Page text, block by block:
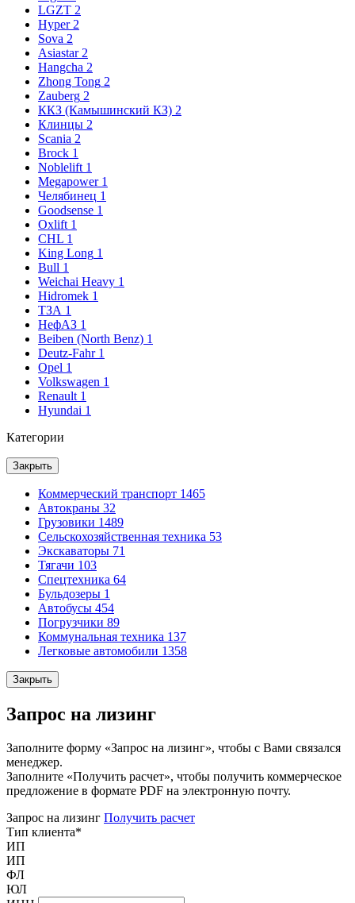
LGZT 2
Hyper 2
Sova 2
Asiastar 2
Hangcha 2
Zhong Tong 2
Zauberg 2
ККЗ (Камышинский КЗ) 2
Клинцы 2
Scania 2
Brock 1
Noblelift 1
Megapower 1
Челябинец 1
Goodsense 1
Oxlift 1
CHL 1
King Long 1
Bull 1
Weichai Heavy 1
Hidromek 1
ТЗА 1
НефАЗ 1
Beiben (North Benz) 1
Deutz-Fahr 1
Opel 1
Volkswagen 1
Renault 1
Hyundai 1
Категории
Закрыть
Коммерческий транспорт 1465
Автокраны 32
Грузовики 1489
Сельскохозяйственная техника 53
Экскаваторы 71
Тягачи 103
Спецтехника 64
Бульдозеры 1
Автобусы 454
Погрузчики 89
Коммунальная техника 137
Легковые автомобили 1358
Закрыть
Запрос на лизинг
Заполните форму «Запрос на лизинг», чтобы с Вами связался
менеджер.
Заполните «Получить расчет», чтобы получить коммерческое
предложение в формате PDF на электронную почту.
Запрос на лизинг Получить расчет
Тип клиента*
ИП
ИП
ФЛ
ЮЛ